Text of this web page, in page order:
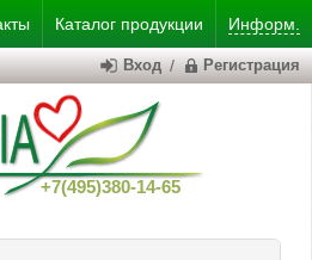
Каталог продукции Информ.
+7(495)380-14-65
Вход / Регистрация